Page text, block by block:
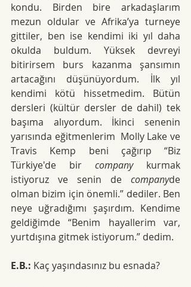
kondu. Birden bire arkadaşlarım
mezun oldular ve Afrika’ya turneye
gittiler, ben ise kendimi iki yıl daha
okulda buldum. Yüksek devreyi
bitirirsem burs kazanma şansımın
artacağını düşünüyordum. İlk yıl
kendimi kötü hissetmedim. Bütün
dersleri (kültür dersler de dahil) tek
başıma alıyordum. İkinci senenin
yarısında eğitmenlerim  Molly Lake ve
Travis Kemp beni çağırıp “Biz
Türkiye'de bir company kurmak
istiyoruz ve senin de companyde
olman bizim için önemli.” dediler. Ben
neye uğradığımı şaşırdım. Kendime
geldiğimde “Benim hayallerim var,
yurtdışına gitmek istiyorum.” dedim.
E.B.: Kaç yaşındasınız bu esnada?